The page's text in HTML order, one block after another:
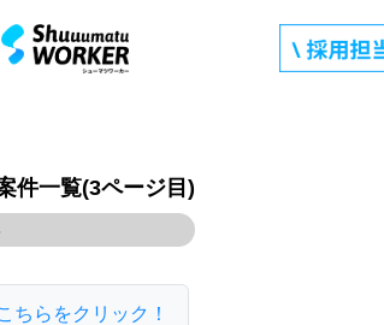
件一覧(3ページ目)
ちらをクリック！